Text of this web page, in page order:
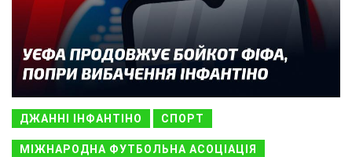
ДЖАННІ ІНФАНТІНО СПОРТ
МІЖНАРОДНА ФУТБОЛЬНА АСОЦІАЦІЯ